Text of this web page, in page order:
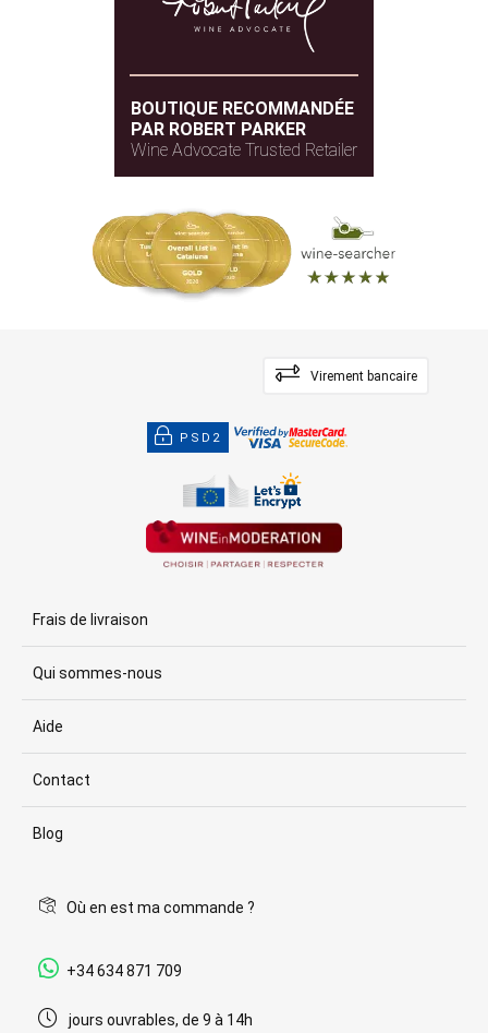
BOUTIQUE RECOMMANDÉE
PAR ROBERT PARKER
Wine Advocate Trusted Retailer
Virement bancaire
PSD2
Frais de livraison
Qui sommes-nous
Aide
Contact
Blog
Où en est ma commande ?
+34 634 871 709
jours ouvrables, de 9 à 14h